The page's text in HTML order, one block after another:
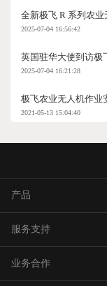
全新极飞 R 系列农
2025-07-04 16:56:42
英国驻华大使到访极
2025-07-04 16:21:28
极飞农业无人机作业
2021-05-13 15:04:40
产品
农业无人飞机
农业无人车
服务支持
极飞服务
业务合作